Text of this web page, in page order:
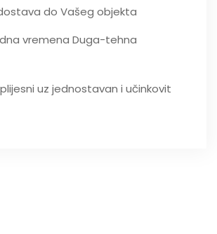
do Vašeg objekta
vremena Duga-tehna
uz jednostavan i učinkovit